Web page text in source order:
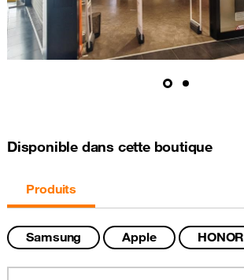
Disponible dans cette boutique
Produits
Samsung Apple HONOR